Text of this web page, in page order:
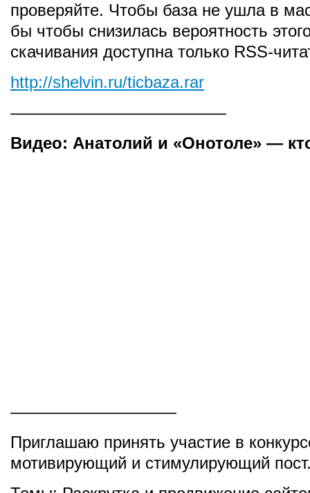
проверяйте. Чтобы база не ушла в
бы чтобы снизилась вероятность
скачивания доступна только RSS-
http://shelvin.ru/ticbaza.rar
—————————————
Видео: Анатолий и «Онотоле» —
——————————
Приглашаю принять участие в
мотивирующий и стимулирующий